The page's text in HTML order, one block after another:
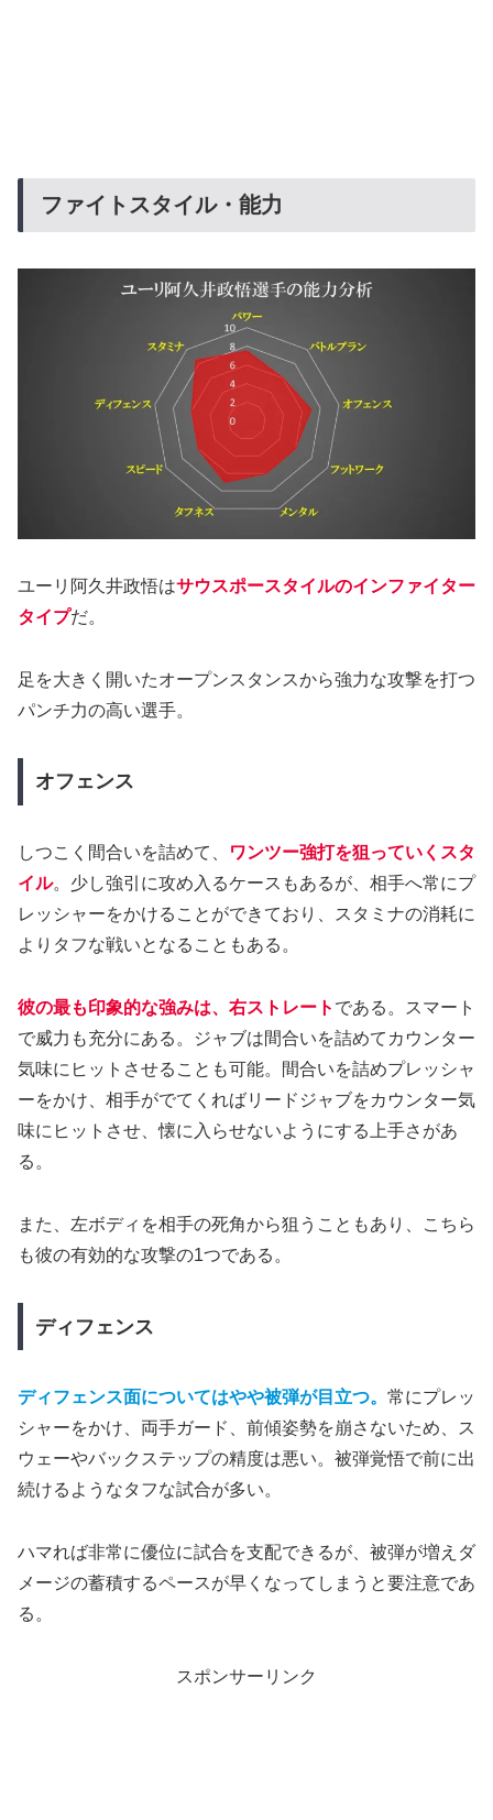
ファイトスタイル・能力
ユーリ阿久井政悟はサウスポースタイルのインファイター
タイプだ。
足を大きく開いたオープンスタンスから強力な攻撃を打つ
パンチ力の高い選手。
オフェンス
しつこく間合いを詰めて、
ワンツー強打を狙っていくスタ
イル。少し強引に攻め入るケースもあるが、相手へ常にプ
レッシャーをかけることができており、スタミナの消耗に
よりタフな戦いとなることもある。
彼の最も印象的な強みは、右ストレート である。スマート
で威力も充分にある。ジャブは間合いを詰めてカウンター
気味にヒットさせることも可能。間合いを詰めプレッシャ
ーをかけ、相手がでてくればリードジャブをカウンター気
味にヒットさせ、懐に入らせないようにする上手さがあ
る。
また、左ボディを相手の死角から狙うこともあり、こちら
も彼の有効的な攻撃の1つである。
ディフェンス
ディフェンス面についてはやや被弾が目立つ。 常にプレッ
シャーをかけ、両手ガード、前傾姿勢を崩さないため、ス
ウェーやバックステップの精度は悪い。被弾覚悟で前に出
続けるようなタフな試合が多い。
ハマれば非常に優位に試合を支配できるが、被弾が増えダ
メージの蓄積するペースが早くなってしまうと要注意であ
る。
スポンサーリンク